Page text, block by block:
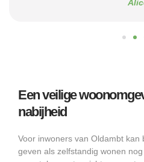
Een veilige
nabijheid
Voor inwoners van Oldambt kan
geven als zelfstandig wonen